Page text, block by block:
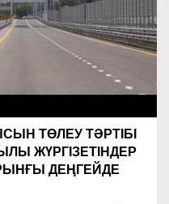
ТӨЛЕУ ТӘРТІБІ
ЖҮРГІЗЕТІНДЕР
ДЕҢГЕЙДЕ